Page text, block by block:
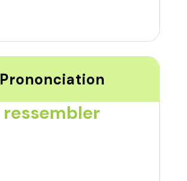
Prononciation
ressembler